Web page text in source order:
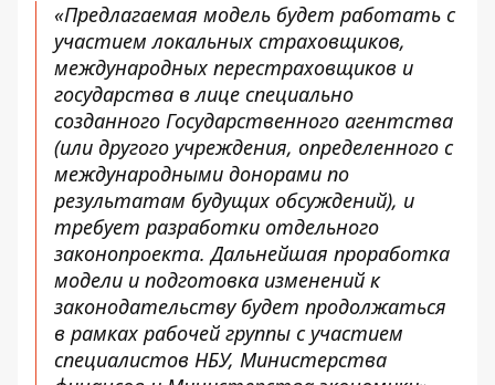
«Предлагаемая модель будет работать с
участием локальных страховщиков,
международных перестраховщиков и
государства в лице специально
созданного Государственного агентства
(или другого учреждения, определенного с
международными донорами по
результатам будущих обсуждений), и
требует разработки отдельного
законопроекта. Дальнейшая проработка
модели и подготовка изменений к
законодательству будет продолжаться
в рамках рабочей группы с участием
специалистов НБУ, Министерства